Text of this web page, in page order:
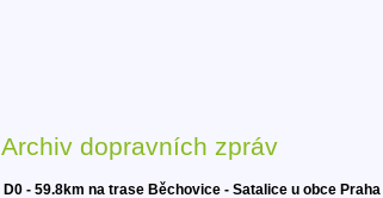
Archiv dopravních zpráv
D0 - 59.8km na trase Běchovice - Satalice u obce